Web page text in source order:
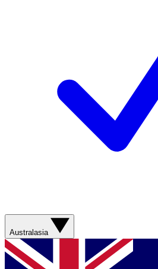
Australasia